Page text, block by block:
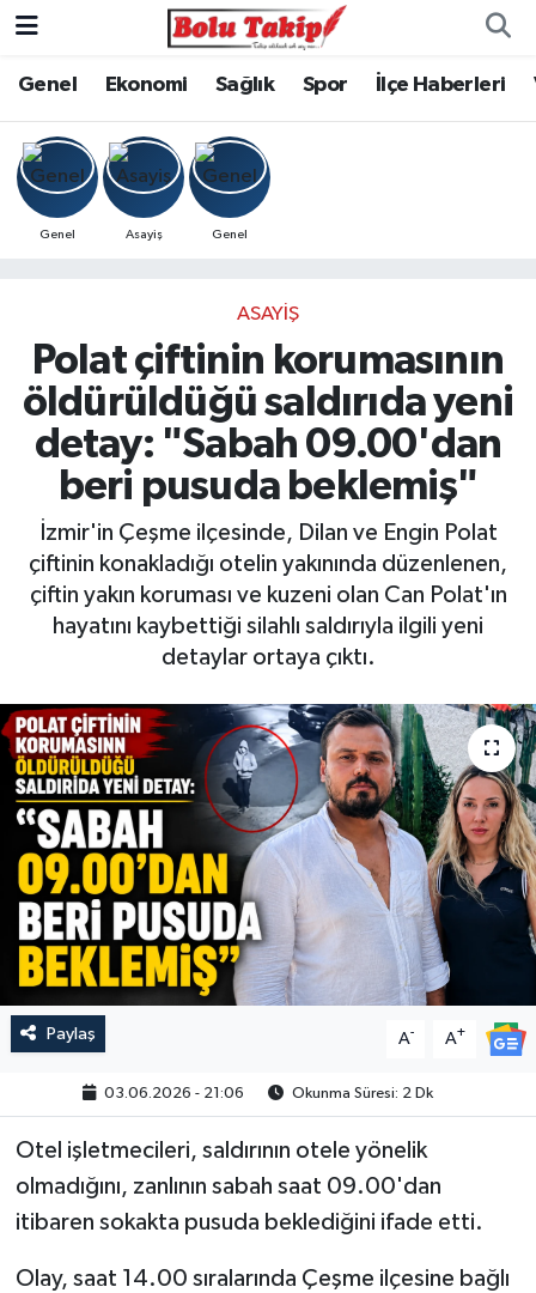
Genel Ekonomi Sağlık Spor İlçe Haberleri
Genel Asayiş Genel
ASAYIŞ
Polat çiftinin korumasının
öldürüldüğü saldırıda yeni
detay: "Sabah 09.00'dan
beri pusuda beklemiş"
İzmir'in Çeşme ilçesinde, Dilan ve Engin Polat
çiftinin konakladığı otelin yakınında düzenlenen,
çiftin yakın koruması ve kuzeni olan Can Polat'ın
hayatını kaybettiği silahlı saldırıyla ilgili yeni
detaylar ortaya çıktı.
Paylaş A- A+
03.06.2026 - 21:06 Okunma Süresi: 2 Dk
Otel işletmecileri, saldırının otele yönelik
olmadığını, zanlının sabah saat 09.00'dan
itibaren sokakta pusuda beklediğini ifade etti.
Olay, saat 14.00 sıralarında Çeşme ilçesine bağlı